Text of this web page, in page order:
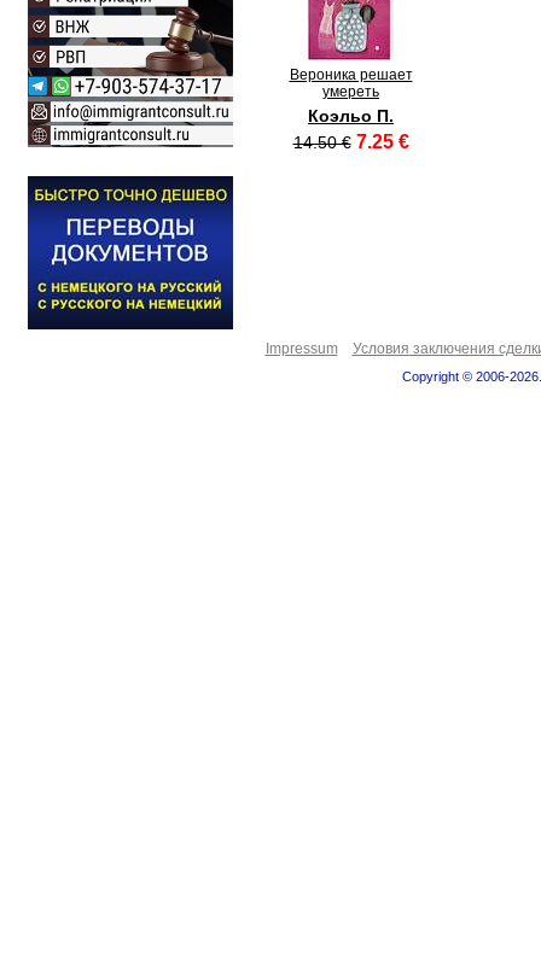
Вероника решает
умереть
Коэльо П.
14.50 € 7.25 €
Impressum Условия заключения
Copyright © 2006-